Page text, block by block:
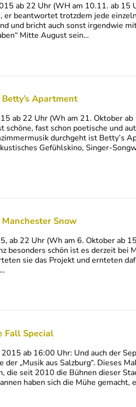
ab 22 Uhr (WH am 10.11. ab 15
er beantwortet trotzdem jede
und bricht auch sonst irgendwie
Mitte August sein…
Betty’s Apartment
ab 22 Uhr (Wh am 21. Oktober ab
schöne, fast schon poetische und
durchgeht ist Betty’s
Gefühlskino, Singer-
Manchester Snow
ab 22 Uhr (Wh am 6. Oktober ab
besonders schön ist es derzeit bei
sie das Projekt und ernteten
Fall Special
ab 16:00 Uhr: Und auch der
„Musik aus Salzburg“. Dieses
die seit 2010 die Bühnen dieser
haben sich die Mühe gemacht,